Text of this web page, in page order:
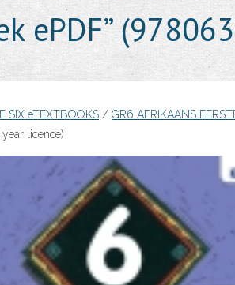
ePDF”
SIX eTEXTBOOKS / GR6 AFRIKAANS
licence)